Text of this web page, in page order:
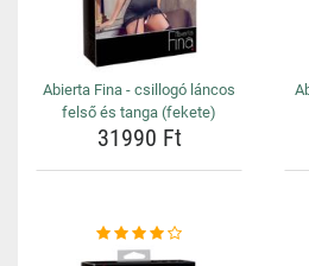
Abierta Fina - csillogó láncos
felső és tanga (fekete)
31990 Ft